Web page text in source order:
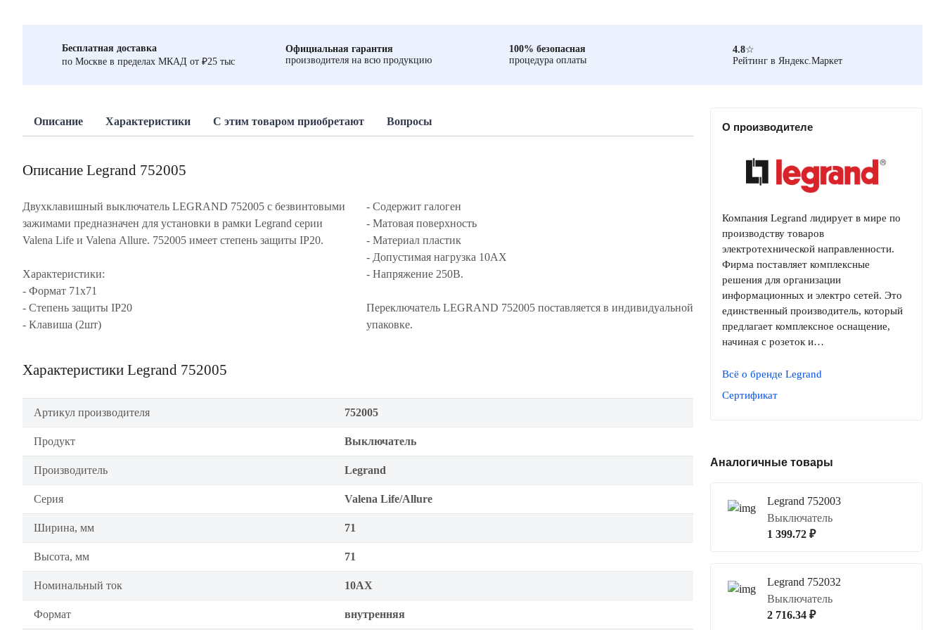
Бесплатная доставка
по Москве в пределах МКАД от ₽25 тыс
Официальная гарантия
производителя на всю продукцию
100% безопасная
процедура оплаты
4.8☆
Рейтинг в Яндекс.Маркет
Описание Характеристики С этим товаром приобретают Вопросы
Описание Legrand 752005
Двухклавишный выключатель LEGRAND 752005 с безвинтовыми
зажимами предназначен для установки в рамки Legrand серии
Valena Life и Valena Allure. 752005 имеет степень защиты IP20.
Характеристики:
- Формат 71х71
- Степень защиты IP20
- Клавиша (2шт)
- Содержит галоген
- Матовая поверхность
- Материал пластик
- Допустимая нагрузка 10АХ
- Напряжение 250В.
Переключатель LEGRAND 752005 поставляется в индивидуальной
упаковке.
Характеристики Legrand 752005
Артикул производителя 752005
Продукт Выключатель
Производитель Legrand
Серия Valena Life/Allure
Ширина, мм 71
Высота, мм 71
Номинальный ток 10АX
Формат внутренняя
О производителе
Компания Legrand лидирует в мире по
производству товаров
электротехнической направленности.
Фирма поставляет комплексные
решения для организации
информационных и электро сетей. Это
единственный производитель, который
предлагает комплексное оснащение,
начиная с розеток и…
Всё о бренде Legrand
Сертификат
Аналогичные товары
Legrand 752003
Выключатель
1 399.72 ₽
Legrand 752032
Выключатель
2 716.34 ₽